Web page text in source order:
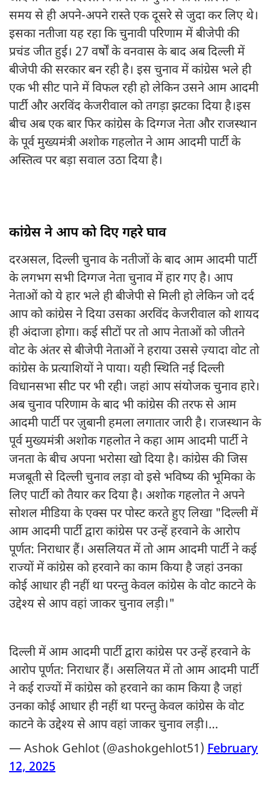
समय से ही अपने-अपने रास्ते एक दूसरे से जुदा कर लिए थे।
इसका नतीजा यह रहा कि चुनावी परिणाम में बीजेपी की
प्रचंड जीत हुई। 27 वर्षों के वनवास के बाद अब दिल्ली में
बीजेपी की सरकार बन रही है। इस चुनाव में कांग्रेस भले ही
एक भी सीट पाने में विफल रही हो लेकिन उसने आम आदमी
पार्टी और अरविंद केजरीवाल को तगड़ा झटका दिया है।इस
बीच अब एक बार फिर कांग्रेस के दिग्गज नेता और राजस्थान
के पूर्व मुख्यमंत्री अशोक गहलोत ने आम आदमी पार्टी के
अस्तित्व पर बड़ा सवाल उठा दिया है।
कांग्रेस ने आप को दिए गहरे घाव
दरअसल, दिल्ली चुनाव के नतीजों के बाद आम आदमी पार्टी
के लगभग सभी दिग्गज नेता चुनाव में हार गए है। आप
नेताओं को ये हार भले ही बीजेपी से मिली हो लेकिन जो दर्द
आप को कांग्रेस ने दिया उसका अरविंद केजरीवाल को शायद
ही अंदाजा होगा। कई सीटों पर तो आप नेताओं को जीतने
वोट के अंतर से बीजेपी नेताओं ने हराया उससे ज़्यादा वोट तो
कांग्रेस के प्रत्याशियों ने पाया। यही स्थिति नई दिल्ली
विधानसभा सीट पर भी रही। जहां आप संयोजक चुनाव हारे।
अब चुनाव परिणाम के बाद भी कांग्रेस की तरफ से आम
आदमी पार्टी पर ज़ुबानी हमला लगातार जारी है। राजस्थान के
पूर्व मुख्यमंत्री अशोक गहलोत ने कहा आम आदमी पार्टी ने
जनता के बीच अपना भरोसा खो दिया है। कांग्रेस की जिस
मजबूती से दिल्ली चुनाव लड़ा वो इसे भविष्य की भूमिका के
लिए पार्टी को तैयार कर दिया है। अशोक गहलोत ने अपने
सोशल मीडिया के एक्स पर पोस्ट करते हुए लिखा "दिल्ली में
आम आदमी पार्टी द्वारा कांग्रेस पर उन्हें हरवाने के आरोप
पूर्णत: निराधार हैं। असलियत में तो आम आदमी पार्टी ने कई
राज्यों में कांग्रेस को हरवाने का काम किया है जहां उनका
कोई आधार ही नहीं था परन्तु केवल कांग्रेस के वोट काटने के
उद्देश्य से आप वहां जाकर चुनाव लड़ी।"
दिल्ली में आम आदमी पार्टी द्वारा कांग्रेस पर उन्हें हरवाने के
आरोप पूर्णत: निराधार हैं। असलियत में तो आम आदमी पार्टी
ने कई राज्यों में कांग्रेस को हरवाने का काम किया है जहां
उनका कोई आधार ही नहीं था परन्तु केवल कांग्रेस के वोट
काटने के उद्देश्य से आप वहां जाकर चुनाव लड़ी।…
— Ashok Gehlot (@ashokgehlot51) February
12, 2025